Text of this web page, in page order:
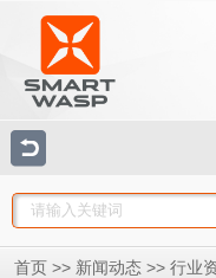
首页 >> 新闻动态 >> 行业